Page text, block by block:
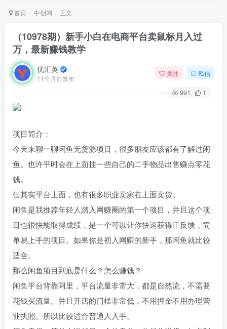
首页 中创网 正文
（10978期）新手小白在电商平台卖鼠标月入过
万，最新赚钱教学
优汇英
11个月前发布
关注 私信
991 1
项目简介：
今天来聊一聊闲鱼无货源项目，很多朋友应该都有了解过闲
鱼。也许平时会在上面挂一些自己的二手物品出售赚点零花
钱。
但其实平台上面，也有很多职业卖家在上面卖货。
闲鱼是我推荐年轻人踏入网赚圈的第一个项目，并且这个项
目也很快能取得成绩，是一个可以让你快速获得正反馈，简
单易上手的项目。如果你是初入网赚的新手，那闲鱼就比较
适合。
那么闲鱼项目到底是什么？怎么赚钱？
闲鱼平台背靠阿里，平台流量非常大，都是自然流，不需要
花钱买流量。并且开店的门槛非常低，不用押金不用办理营
业执照。所以比较适合普通人入手。